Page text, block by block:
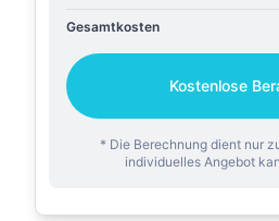
Gesamtkosten
Kostenlose
* Die Berechnung dient nur
individuelles Angebot